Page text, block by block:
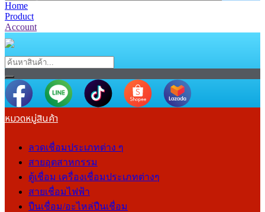
Home
Product
Account
หมวดหมู่สินค้า
ลวดเชื่อมประเภทต่าง ๆ
สายอุตสาหกรรม
ตู้เชื่อม เครื่องเชื่อมประเภทต่างๆ
สายเชื่อมไฟฟ้า
ปืนเชื่อม/อะไหล่ปืนเชื่อม